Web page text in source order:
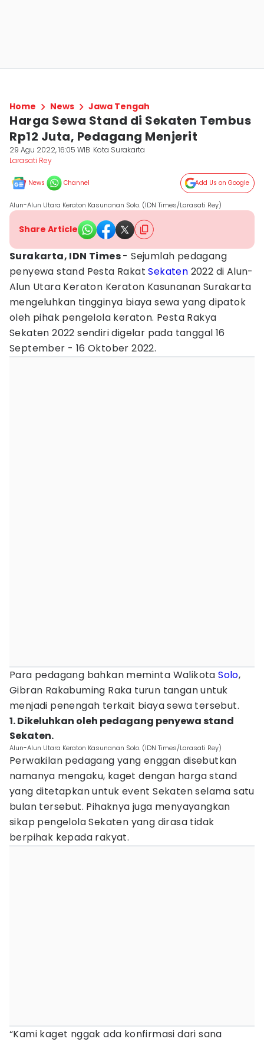
Home News Jawa Tengah
Harga Sewa Stand di Sekaten Tembus
Rp12 Juta, Pedagang Menjerit
29 Agu 2022, 16:05 WIB Kota Surakarta
Larasati Rey
News Channel Add Us on Google
Alun-Alun Utara Keraton Kasunanan Solo. (IDN Times/Larasati Rey)
Share Article
Surakarta, IDN Times- Sejumlah pedagang
penyewa stand Pesta RakatSekaten 2022 di Alun-
Alun Utara Keraton Keraton Kasunanan Surakarta
mengeluhkan tingginya biaya sewa yang dipatok
oleh pihak pengelola keraton. Pesta Rakya
Sekaten 2022 sendiri digelar pada tanggal 16
September - 16 Oktober 2022.
Para pedagang bahkan meminta WalikotaSolo,
Gibran Rakabuming Raka turun tangan untuk
menjadi penengah terkait biaya sewa tersebut.
1. Dikeluhkan oleh pedagang penyewa stand
Sekaten.
Alun-Alun Utara Keraton Kasunanan Solo. (IDN Times/Larasati Rey)
Perwakilan pedagang yang enggan disebutkan
namanya mengaku, kaget dengan harga stand
yang ditetapkan untuk event Sekaten selama satu
bulan tersebut. Pihaknya juga menyayangkan
sikap pengelola Sekaten yang dirasa tidak
berpihak kepada rakyat.
“Kami kaget nggak ada konfirmasi dari sana